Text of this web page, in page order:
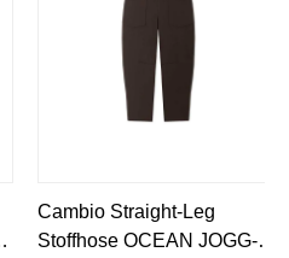
Cambio Straight-Leg
Stoffhose OCEAN JOGG-